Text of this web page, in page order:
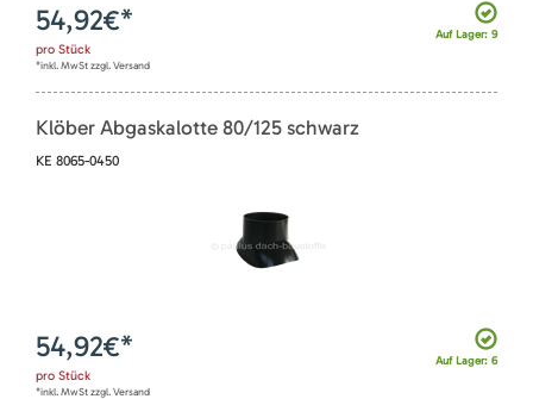
Auf Lager: 9
54,92€*
pro Stück
*inkl. MwSt zzgl. Versand
Klöber Abgaskalotte 80/125 schwarz
KE 8065-0450
Auf Lager: 6
54,92€*
pro Stück
*inkl. MwSt zzgl. Versand